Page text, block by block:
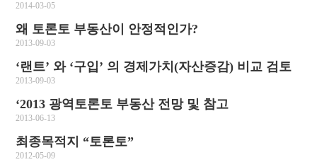
2014-03-05
왜 토론토 부동산이 안정적인가?
2013-09-03
‘랜트’ 와 ‘구입’ 의 경제가치(자산증감) 비교 검토
2013-09-03
‘2013 광역토론토 부동산 전망 및 참고
2013-06-13
최종목적지 “토론토”
2012-05-09